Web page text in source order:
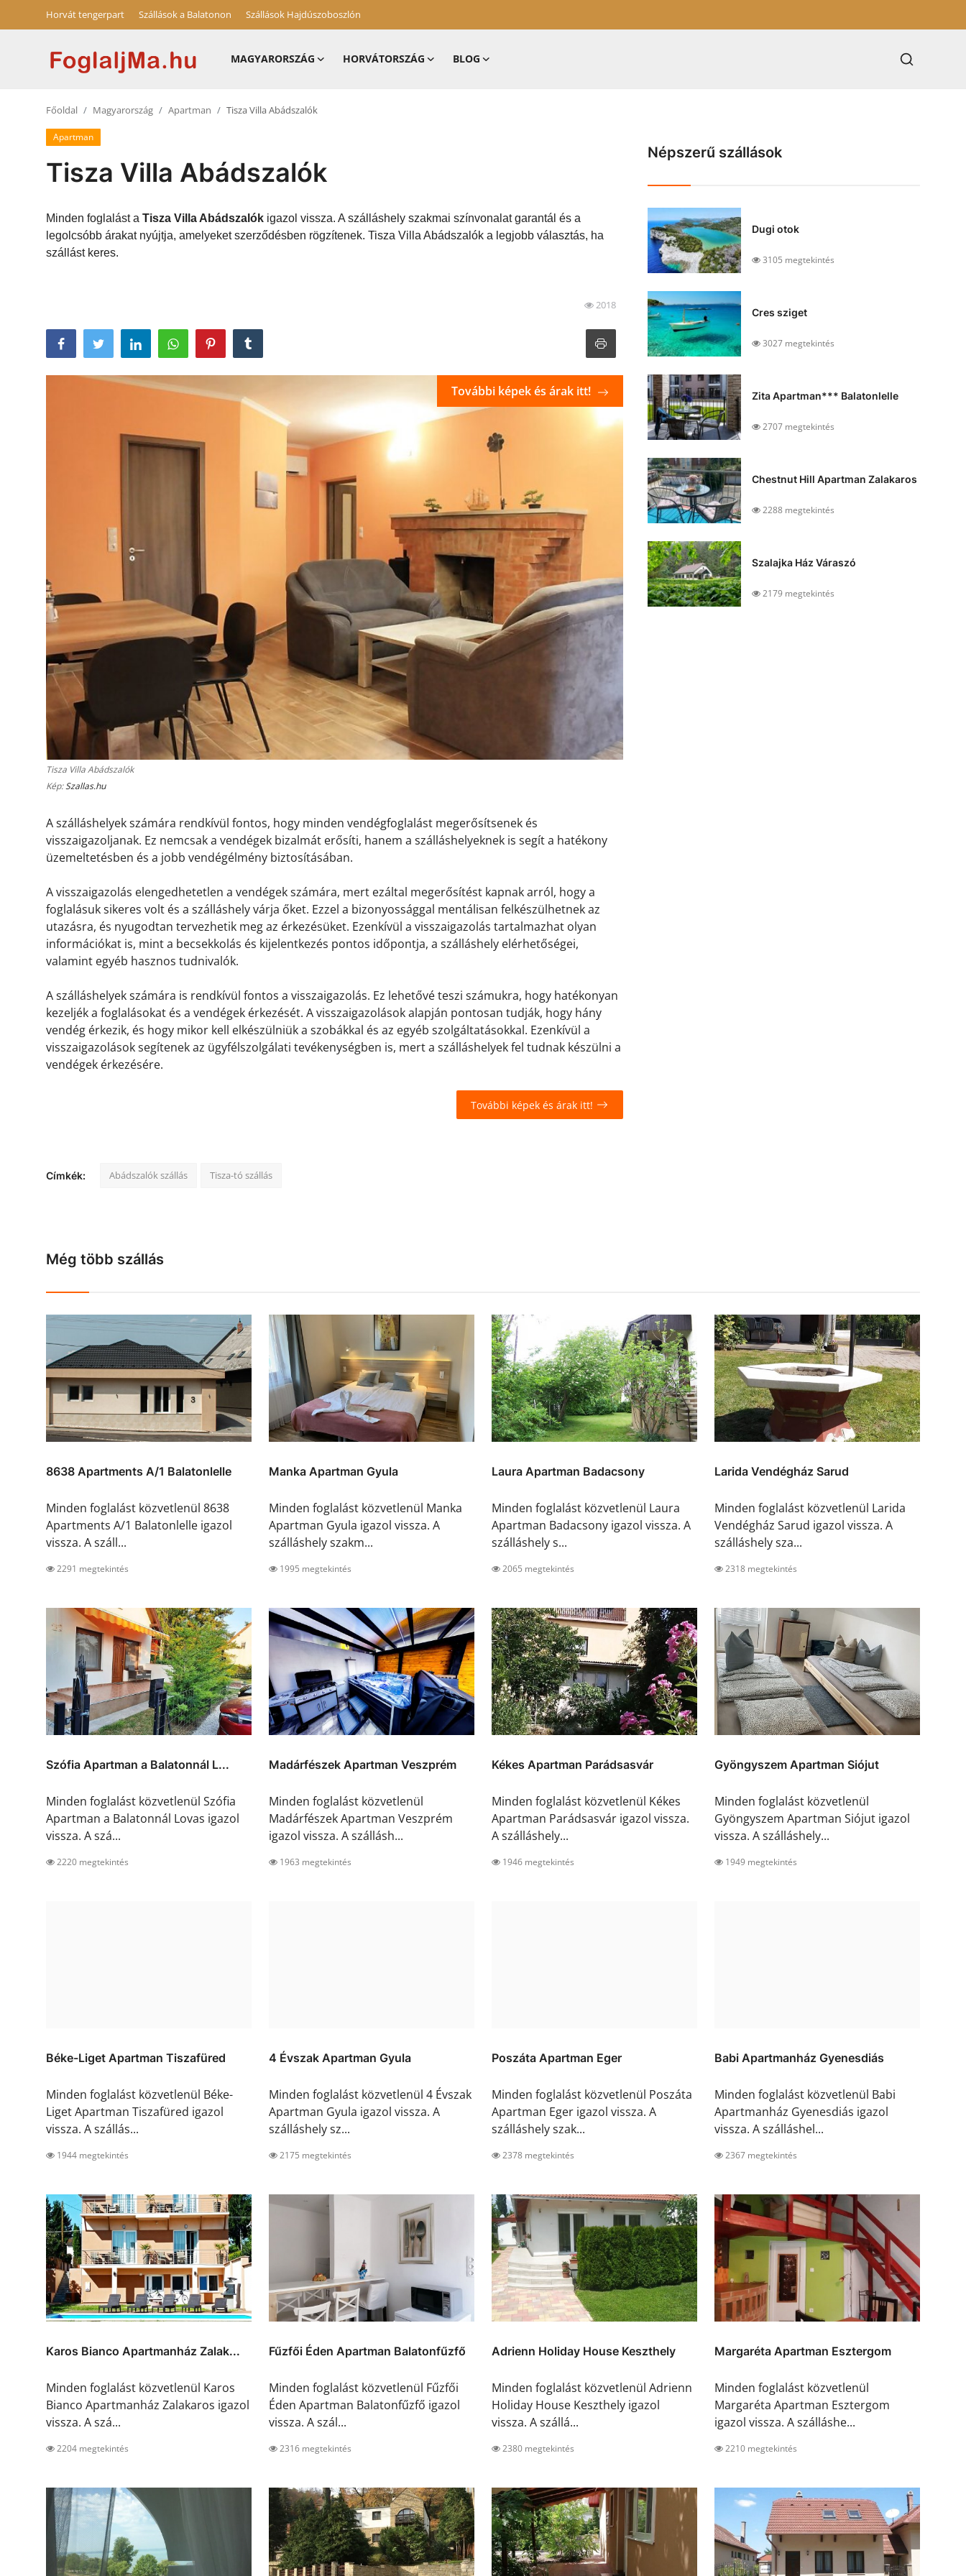
Horvát tengerpart Szállások a Balatonon Szállások Hajdúszoboszlón
MAGYARORSZÁG HORVÁTORSZÁG BLOG
Horvátország
Szállások Hajdúszoboszlón
Főoldal Magyarország Apartman Tisza Villa Abádszalók
Apartman
Tisza Villa Abádszalók
Minden foglalást a Tisza Villa Abádszalók igazol vissza. A szálláshely szakmai színvonalat garantál és a
legolcsóbb árakat nyújtja, amelyeket szerződésben rögzítenek. Tisza Villa Abádszalók a legjobb választás, ha
szállást keres.
2018
Tisza Villa Abádszalók
Kép:Szallas.hu
További képek és árak itt!
A szálláshelyek számára rendkívül fontos, hogy minden vendégfoglalást megerősítsenek és
visszaigazoljanak. Ez nemcsak a vendégek bizalmát erősíti, hanem a szálláshelyeknek is segít a hatékony
üzemeltetésben és a jobb vendégélmény biztosításában.
A visszaigazolás elengedhetetlen a vendégek számára, mert ezáltal megerősítést kapnak arról, hogy a
foglalásuk sikeres volt és a szálláshely várja őket. Ezzel a bizonyossággal mentálisan felkészülhetnek az
utazásra, és nyugodtan tervezhetik meg az érkezésüket. Ezenkívül a visszaigazolás tartalmazhat olyan
információkat is, mint a becsekkolás és kijelentkezés pontos időpontja, a szálláshely elérhetőségei,
valamint egyéb hasznos tudnivalók.
A szálláshelyek számára is rendkívül fontos a visszaigazolás. Ez lehetővé teszi számukra, hogy hatékonyan
kezeljék a foglalásokat és a vendégek érkezését. A visszaigazolások alapján pontosan tudják, hogy hány
vendég érkezik, és hogy mikor kell elkészülniük a szobákkal és az egyéb szolgáltatásokkal. Ezenkívül a
visszaigazolások segítenek az ügyfélszolgálati tevékenységben is, mert a szálláshelyek fel tudnak készülni a
vendégek érkezésére.
További képek és árak itt!
Címkék: Abádszalók szállás Tisza-tó szállás
Népszerű szállások
Dugi otok
3105 megtekintés
Cres sziget
3027 megtekintés
Zita Apartman*** Balatonlelle
2707 megtekintés
Chestnut Hill Apartman Zalakaros
2288 megtekintés
Szalajka Ház Váraszó
2179 megtekintés
Még több szállás
8638 Apartments A/1 Balatonlelle
Minden foglalást közvetlenül 8638
Apartments A/1 Balatonlelle igazol
vissza. A száll...
2291 megtekintés
Manka Apartman Gyula
Minden foglalást közvetlenül Manka
Apartman Gyula igazol vissza. A
szálláshely szakm...
1995 megtekintés
Laura Apartman Badacsony
Minden foglalást közvetlenül Laura
Apartman Badacsony igazol vissza. A
szálláshely s...
2065 megtekintés
Larida Vendégház Sarud
Minden foglalást közvetlenül Larida
Vendégház Sarud igazol vissza. A
szálláshely sza...
2318 megtekintés
Szófia Apartman a Balatonnál L...
Minden foglalást közvetlenül Szófia
Apartman a Balatonnál Lovas igazol
vissza. A szá...
2220 megtekintés
Madárfészek Apartman Veszprém
Minden foglalást közvetlenül
Madárfészek Apartman Veszprém
igazol vissza. A szállásh...
1963 megtekintés
Kékes Apartman Parádsasvár
Minden foglalást közvetlenül Kékes
Apartman Parádsasvár igazol vissza.
A szálláshely...
1946 megtekintés
Gyöngyszem Apartman Siójut
Minden foglalást közvetlenül
Gyöngyszem Apartman Siójut igazol
vissza. A szálláshely...
1949 megtekintés
Béke-Liget Apartman Tiszafüred
Minden foglalást közvetlenül Béke-
Liget Apartman Tiszafüred igazol
vissza. A szállás...
1944 megtekintés
4 Évszak Apartman Gyula
Minden foglalást közvetlenül 4 Évszak
Apartman Gyula igazol vissza. A
szálláshely sz...
2175 megtekintés
Poszáta Apartman Eger
Minden foglalást közvetlenül Poszáta
Apartman Eger igazol vissza. A
szálláshely szak...
2378 megtekintés
Babi Apartmanház Gyenesdiás
Minden foglalást közvetlenül Babi
Apartmanház Gyenesdiás igazol
vissza. A szálláshel...
2367 megtekintés
Karos Bianco Apartmanház Zalak...
Minden foglalást közvetlenül Karos
Bianco Apartmanház Zalakaros igazol
vissza. A szá...
2204 megtekintés
Fűzfői Éden Apartman Balatonfűzfő
Minden foglalást közvetlenül Fűzfői
Éden Apartman Balatonfűzfő igazol
vissza. A szál...
2316 megtekintés
Adrienn Holiday House Keszthely
Minden foglalást közvetlenül Adrienn
Holiday House Keszthely igazol
vissza. A szállá...
2380 megtekintés
Margaréta Apartman Esztergom
Minden foglalást közvetlenül
Margaréta Apartman Esztergom
igazol vissza. A szálláshe...
2210 megtekintés